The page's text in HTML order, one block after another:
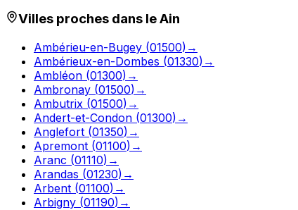
Villes proches dans leAin
Ambérieu-en-Bugey (01500) →
Ambérieux-en-Dombes (01330) →
Ambléon (01300) →
Ambronay (01500) →
Ambutrix (01500) →
Andert-et-Condon (01300) →
Anglefort (01350) →
Apremont (01100) →
Aranc (01110) →
Arandas (01230) →
Arbent (01100) →
Arbigny (01190) →